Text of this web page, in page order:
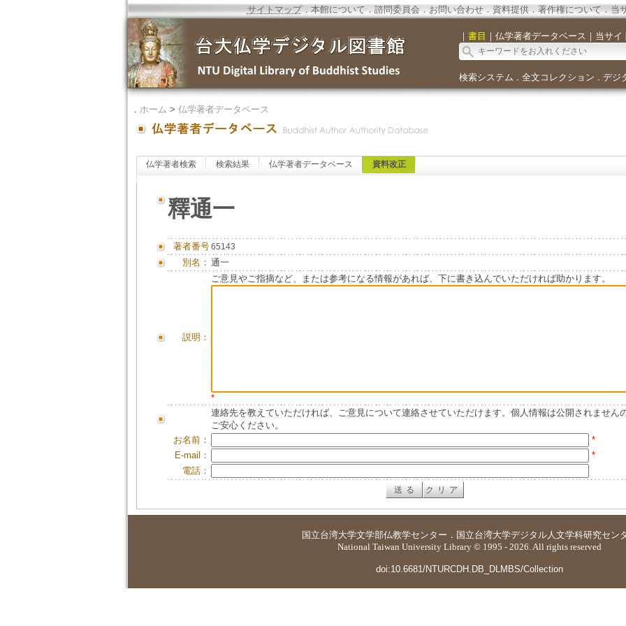
サイトマップ．本館について．諮問委員会． お問い合わせ． 資料提供．著作権について．当
｜ 書目 ｜ 仏学著者データベース ｜ 当サイ
検索システム ． 全文コレクション ． デジ
． ホーム > 仏学著者データベース
仏学著者検索 検索結果 仏学著者データベース 資料改正
釋通一
著者番号65143
別名： 通一
説明：
ご意見やご指摘など、または参考になる情報があれば、下に書き込んでいただければ助かります。
*
連絡先を教えていただければ、ご意見について連絡させていただけます。個人情報は公開されません
ご安心ください。
お名前：
*
E-mail：
*
電話：
国立台湾大学文学部仏教学センター ． 国立台湾大学デジタル人文学科研究セン
National Taiwan University Library © 1995 - 2026. All rights reserved
doi:10.6681/NTURCDH.DB_DLMBS/Collection